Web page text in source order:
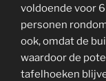
voldoende voor
personen
ook, omdat de
waardoor de
tafelhoeken